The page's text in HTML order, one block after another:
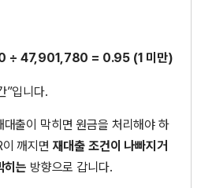
÷ 47,901,780 = 0.95 (1 미만)
”입니다.
출이 막히면 원금을 처리해야 하
깨지면 재대출 조건이 나빠지거
는 방향으로 갑니다.